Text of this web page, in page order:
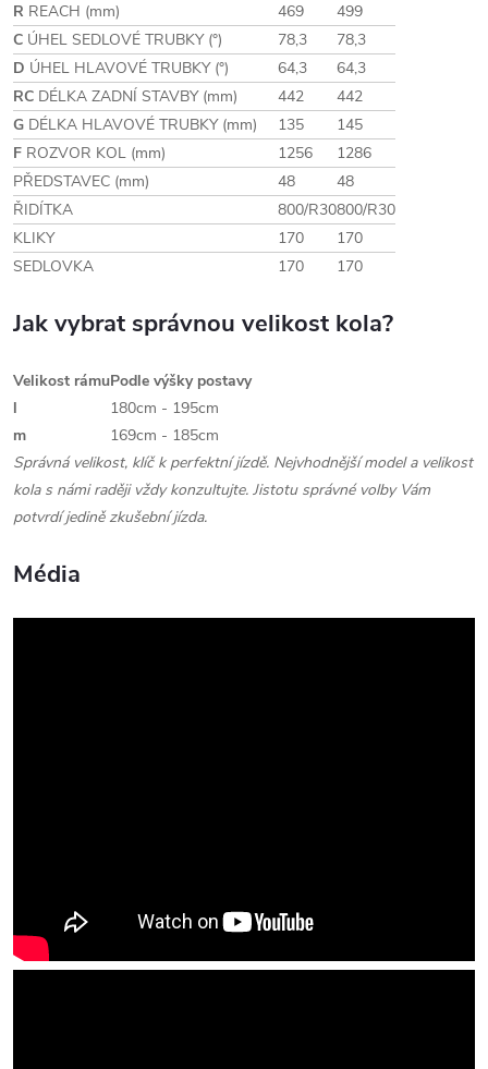
R REACH (mm) 469
499
C ÚHEL SEDLOVÉ TRUBKY (°) 78,3
78,3
D ÚHEL HLAVOVÉ TRUBKY (°) 64,3
64,3
RC DÉLKA ZADNÍ STAVBY (mm) 442
442
G DÉLKA HLAVOVÉ TRUBKY (mm) 135
145
F ROZVOR KOL (mm) 1256
1286
PŘEDSTAVEC (mm)
48
48
ŘIDÍTKA
800/R30800/R30
KLIKY
170
170
SEDLOVKA
170 170
Jak vybrat správnou velikost kola?
Velikost rámuPodle výšky postavy
l
180cm - 195cm
m
169cm - 185cm
Správná velikost, klíč k perfektní jízdě. Nejvhodnější model a velikost
kola s námi raději vždy konzultujte. Jistotu správné volby Vám
potvrdí jedině zkušební jízda.
Média